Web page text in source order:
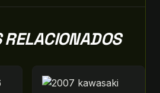
RELACIONADOS